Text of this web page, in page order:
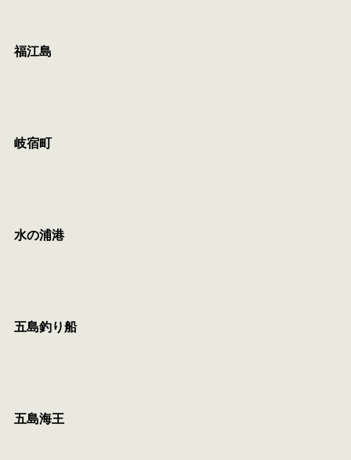
福江島
岐宿町
水の浦港
五島釣り船
五島海王